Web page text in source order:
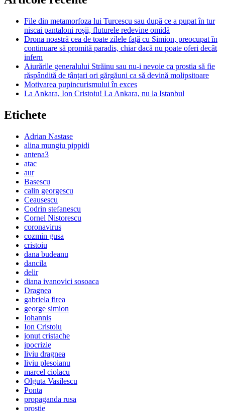
File din metamorfoza lui Turcescu sau după ce a pupat în tur
niscai pantaloni roșii, fluturele redevine omidă
Drona noastră cea de toate zilele față cu Simion, preocupat în
continuare să promită paradis, chiar dacă nu poate oferi decât
infern
Aiurările generalului Străinu sau nu-i nevoie ca prostia să fie
răspândită de țânțari ori gărgăuni ca să devină molipsitoare
Motivarea pupincurismului în exces
La Ankara, Ion Cristoiu! La Ankara, nu la Istanbul
Etichete
Adrian Nastase
alina mungiu pippidi
antena3
atac
aur
Basescu
calin georgescu
Ceausescu
Codrin stefanescu
Cornel Nistorescu
coronavirus
cozmin gusa
cristoiu
dana budeanu
dancila
delir
diana ivanovici sosoaca
Dragnea
gabriela firea
george simion
Iohannis
Ion Cristoiu
ionut cristache
ipocrizie
liviu dragnea
liviu plesoianu
marcel ciolacu
Olguta Vasilescu
Ponta
propaganda rusa
prostie